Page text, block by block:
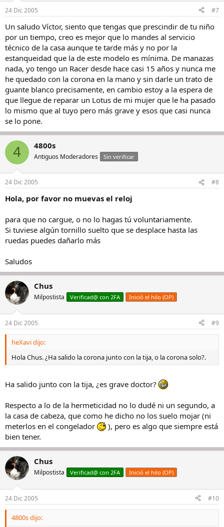
24 Dic 2005 #7
Un saludo Víctor, siento que tengas que prescindir de tu niño
por un tiempo, creo es mejor que lo mandes al servicio
técnico de la casa aunque te tarde más y no por la
estanqueidad que la de este modelo es mínima. De manazas
nada, yo tengo un Racer desde hace casi 15 años y nunca me
he quedado con la corona en la mano y sin darle un trato de
guante blanco precisamente, en cambio estoy a la espera de
que llegue de reparar un Lotus de mi mujer que le ha pasado
lo mismo que al tuyo pero más grave y esos que casi nunca
se lo pone.
4 4800s
Antiguos Moderadores Sin verificar
24 Dic 2005 #8
Hola, por favor no muevas el reloj
para que no cargue, o no lo hagas tú voluntariamente.
Si tuviese algún tornillo suelto que se desplace hasta las
ruedas puedes dañarlo más
Saludos
Chus
Milpostista Verificad@ con 2FA Inició el hilo (OP)
24 Dic 2005 #9
heXavi dijo:
Hola Chus. ¿Ha salido la corona junto con la tija, o la corona solo?.
Ha salido junto con la tija, ¿es grave doctor?
Respecto a lo de la hermeticidad no lo dudé ni un segundo, a
la casa de cabeza, que como he dicho no los suelo mojar (ni
meterlos en el congelador
), pero es algo que siempre está
bien tener.
Chus
Milpostista Verificad@ con 2FA Inició el hilo (OP)
24 Dic 2005 #10
4800s dijo: